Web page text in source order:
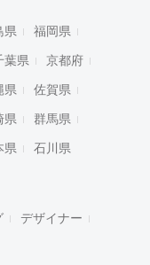
県 福岡県
葉県 京都府
県 佐賀県
県 群馬県
県 石川県
デザイナー